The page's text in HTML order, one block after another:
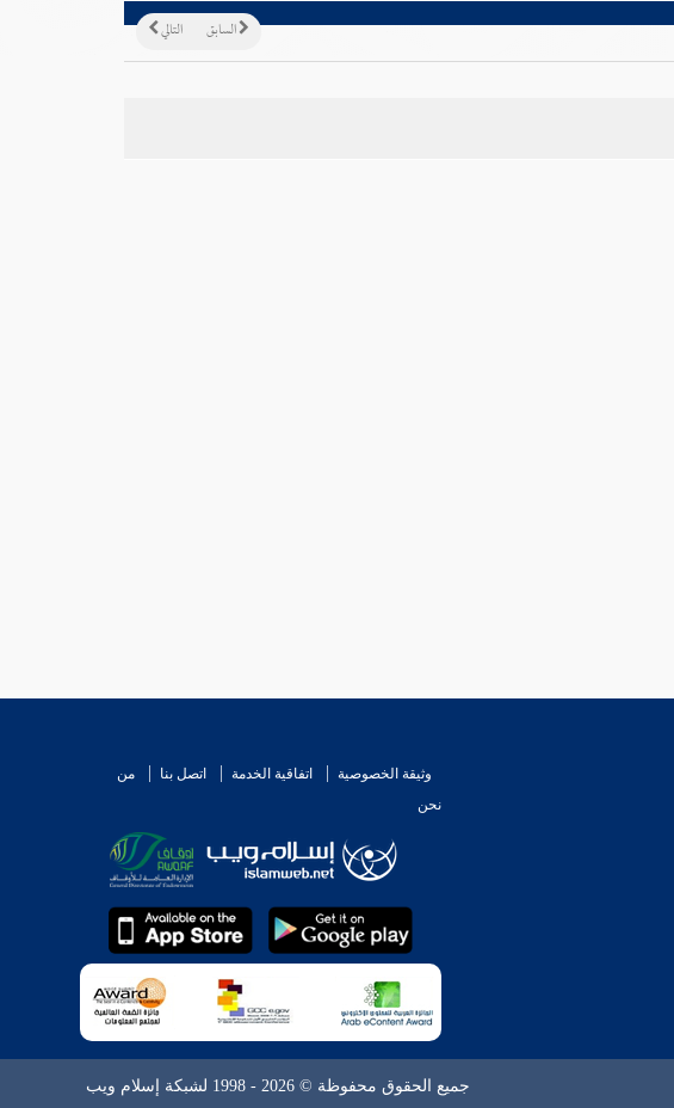
التالي السابق
وثيقة الخصوصية اتفاقية الخدمة اتصل بنا
من
نحن
جميع الحقوق محفوظة © 2026 - 1998 لشبكة إسلام ويب